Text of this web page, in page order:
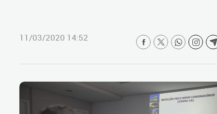
11/03/2020 14:52